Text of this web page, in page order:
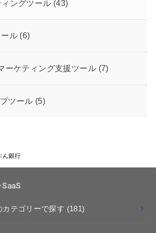
ングツール (43)
ル (6)
ーケティング支援ツール (7)
ツール (5)
ん銀行
カテゴリーで探す (181)